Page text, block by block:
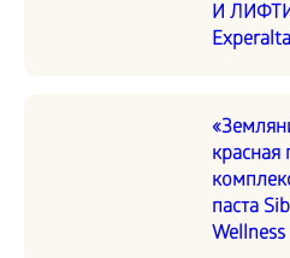
И
красная
паста
Wellness